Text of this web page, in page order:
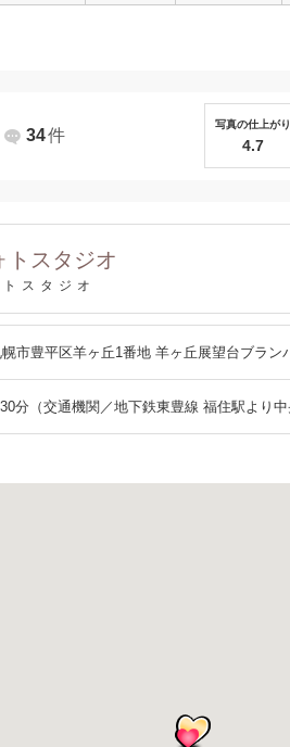
34件
写真の仕上がり
4.7
トスタジオ
スタジオ
市豊平区羊ヶ丘1番地 羊ヶ丘展望台ブラン
分（交通機関／地下鉄東豊線 福住駅より